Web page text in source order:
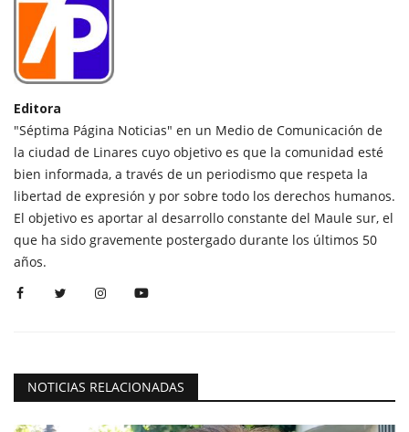
Editora
"Séptima Página Noticias" en un Medio de Comunicación de
la ciudad de Linares cuyo objetivo es que la comunidad esté
bien informada, a través de un periodismo que respeta la
libertad de expresión y por sobre todo los derechos humanos.
El objetivo es aportar al desarrollo constante del Maule sur, el
que ha sido gravemente postergado durante los últimos 50
años.
NOTICIAS RELACIONADAS